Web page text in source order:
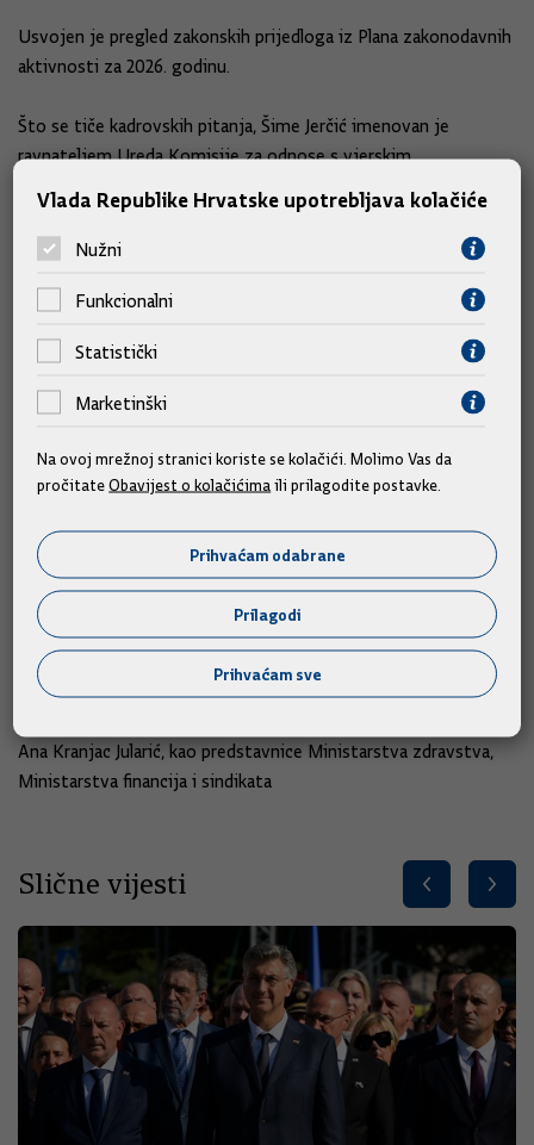
Usvojen je pregled zakonskih prijedloga iz Plana zakonodavnih
aktivnosti za 2026. godinu.
Što se tiče kadrovskih pitanja, Šime Jerčić imenovan je
ravnateljem Ureda Komisije za odnose s vjerskim
zajednicama, s danom 18. veljače 2026., temeljem provedenog
postupka po raspisanom javnom natječaju te mu je
istovremeno povučeno ovlaštenje za obavljanje poslova
Donesen je Zaključak kojim se predlaže Nadzornom odboru
društva ACI d.d. imenovanje dr.sc. Ivana Heraka za člana Uprave
toga društva, do imenovanja člana Uprave društva putem
Državnoj službenici Anamariji Matak na osobni zahtjev
povučeno je ovlaštenje za obavljanje poslova ravnatelja
otpadom u Ministarstvu zaštite okoliša i zelene tranzicije.
Razriješen je dio dosadašnjih članica Povjerenstva za
rješavanje odštetnih zahtjeva radnika oboljelih od
profesionalne bolesti zbog izloženosti azbestu, Gordana
Mustač, Tea Peko i Gordana Palajsa. Novim članicama
Ana Kranjac Jularić, kao predstavnice Ministarstva zdravstva,
Ministarstva financija i sindikata
Slične vijesti
Vlada Republike Hrvatske upotrebljava kolačiće
Nužni
Funkcionalni
Statistički
Marketinški
Na ovoj mrežnoj stranici koriste se kolačići. Molimo Vas da
pročitateObavijest o kolačićimaili prilagodite postavke.
Prihvaćam odabrane
Prilagodi
Prihvaćam sve